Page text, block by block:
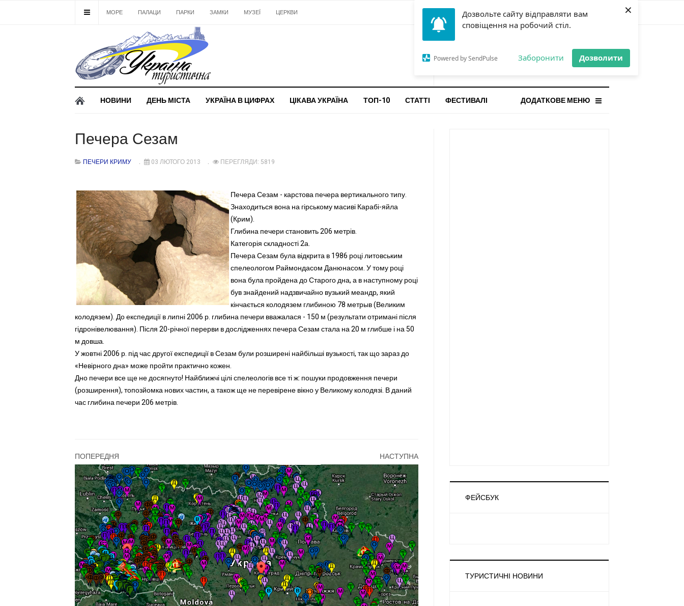
Дозвольте сайту відправляти вам
сповіщення на робочий стіл.
Powered by SendPulse Заборонити Дозволити
×
МОРЕ ПАЛАЦИ ПАРКИ ЗАМКИ МУЗЕЇ ЦЕРКВИ
ОСТАННЯ НОВИНА
Gorilla і відповідальна гра:
чому ліміти важливі поруч із
НОВИНИ ДЕНЬ МІСТА УКРАЇНА В ЦИФРАХ ЦІКАВА УКРАЇНА ТОП-10 СТАТТІ ДОДАТКОВЕ МЕНЮ
ФЕСТИВАЛІ
Печера Сезам
ПЕЧЕРИ КРИМУ 03 ЛЮТОГО 2013 ПЕРЕГЛЯДИ: 5819
Печера Сезам - карстова печера вертикального типу.
Знаходиться вона на гірському масиві Карабі-яйла
(Крим).
Глибина печери становить 206 метрів.
Категорія складності 2а.
Печера Сезам була відкрита в 1986 році литовським
спелеологом Раймондасом Данюнасом. У тому році
вона була пройдена до Старого дна, а в наступному році
був знайдений надзвичайно вузький меандр, який
кінчається колодязем глибиною 78 метрыв (Великим
колодязем). До експедиції в липні 2006 р. глибина печери вважалася - 150 м (результати отримані після
гідронівелювання). Після 20-річної перерви в дослідженнях печера Сезам стала на 20 м глибше і на 50
м довша.
У жовтні 2006 р. під час другої експедиції в Сезам були розширені найбільші вузькості, так що зараз до
«Невірного дна» може пройти практично кожен.
Дно печери все ще не досягнуто! Найближчі цілі спелеологів все ті ж: пошуки продовження печери
(розширення), топозйомка нових частин, а також ще не перевірене вікно у Великому колодязі. В даний
час глибина печери 206 метрів.
ПОПЕРЕДНЯ НАСТУПНА
ФЕЙСБУК
ТУРИСТИЧНІ НОВИНИ